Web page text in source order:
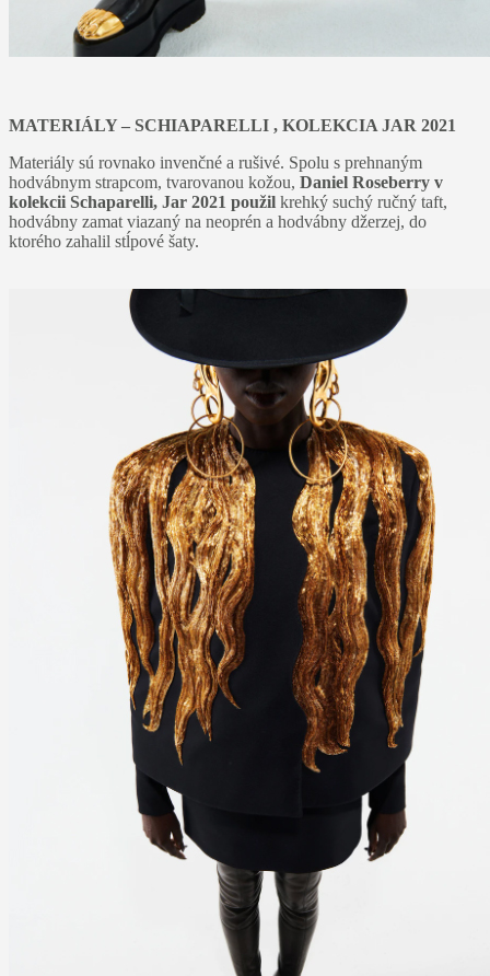
MATERIÁLY – SCHIAPARELLI , KOLEKCIA JAR 2021
Materiály sú rovnako invenčné a rušivé. Spolu s prehnaným
hodvábnym strapcom, tvarovanou kožou, Daniel Roseberry v
kolekcii Schaparelli, Jar 2021 použil krehký suchý ručný taft,
hodvábny zamat viazaný na neoprén a hodvábny džerzej, do
ktorého zahalil stĺpové šaty.